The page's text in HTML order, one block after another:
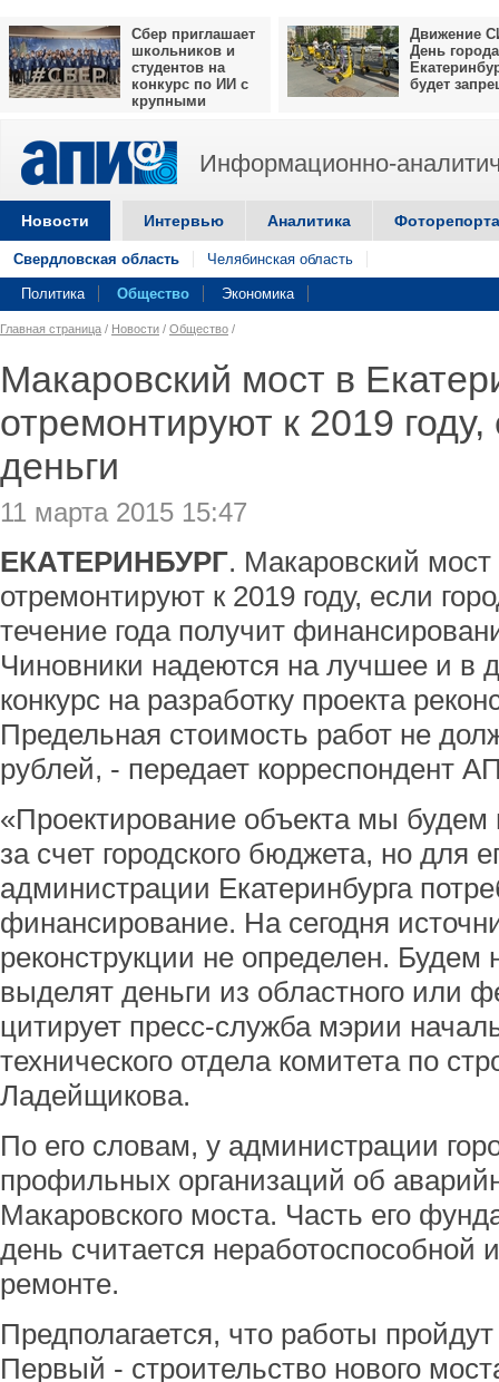
Сбер приглашает
школьников и
студентов на
конкурс по ИИ с
крупными
Движение
День города
будет
Информационно-
Новости Интервью Аналитика
Свердловская область Челябинская область
Политика Общество Экономика
Главная страница / Новости / Общество /
Макаровский мост в
отремонтируют к 2019
деньги
11 марта 2015 15:47
ЕКАТЕРИНБУРГ. Макаровский мост
отремонтируют к 2019 году, если
течение года получит
Чиновники надеются на лучшее и в
конкурс на разработку проекта
Предельная стоимость работ не
рублей, - передает корреспондент
«Проектирование объекта мы будем
за счет городского бюджета, но для
администрации Екатеринбурга
финансирование. На сегодня
реконструкции не определен. Будем
выделят деньги из областного или
цитирует пресс-служба мэрии
технического отдела комитета по
Ладейщикова.
По его словам, у администрации
профильных организаций об
Макаровского моста. Часть его
день считается неработоспособной
ремонте.
Предполагается, что работы
Первый - строительство нового